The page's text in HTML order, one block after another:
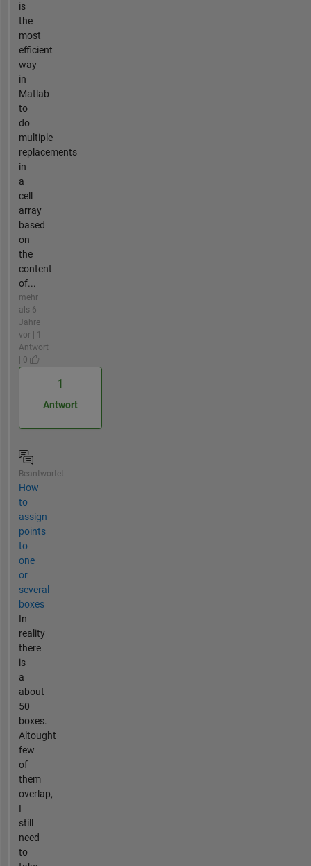
is
the
most
efficient
way
in
Matlab
to
do
multiple
replacements
in
a
cell
array
based
on
the
content
of...
mehr
als 6
Jahre
vor | 1
Antwort
| 0
1
Antwort
Beantwortet
How
to
assign
points
to
one
or
several
boxes
In
reality
there
is
a
about
50
boxes.
Altought
few
of
them
overlap,
I
still
need
to